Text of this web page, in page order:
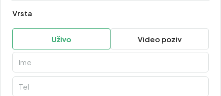
Vrsta
Uživo Video poziv